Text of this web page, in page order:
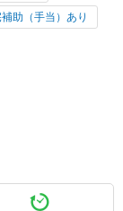
助（手当）あり